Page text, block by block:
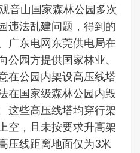
音山国家森林公园多次
违法乱建问题，得到的
广东电网东莞供电局在
公园方提供国家林业、
在公园内架设高压线塔
在国家级森林公园内毁
这些高压线塔均穿行架
空，且未按要求升高架
压线距离地面仅为3米